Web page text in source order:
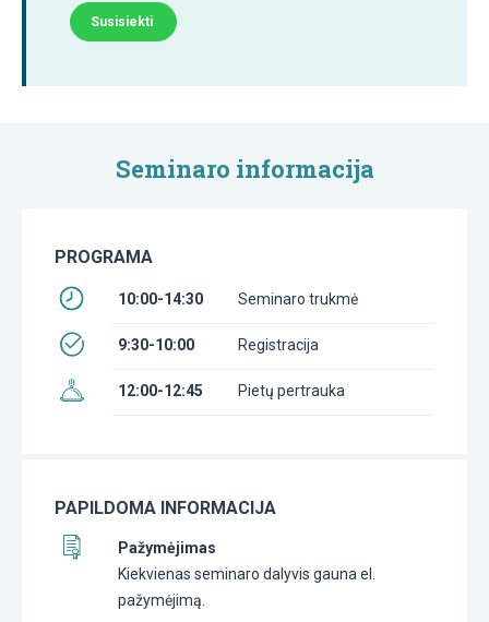
Susisiekti
Seminaro informacija
PROGRAMA
10:00-14:30 Seminaro trukmė
9:30-10:00 Registracija
12:00-12:45 Pietų pertrauka
PAPILDOMA INFORMACIJA
Pažymėjimas
Kiekvienas seminaro dalyvis gauna el.
pažymėjimą.